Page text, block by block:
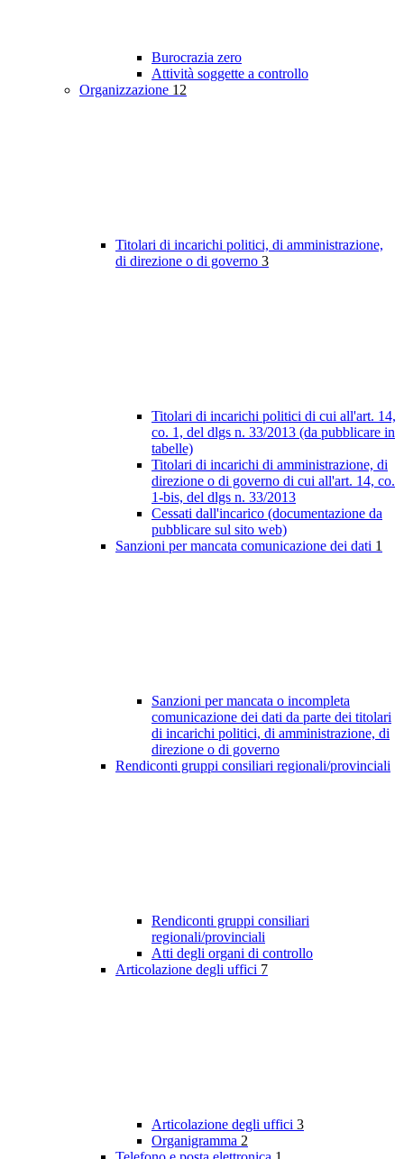
Burocrazia zero
Attività soggette a controllo
Organizzazione 12
Titolari di incarichi politici, di amministrazione,
di direzione o di governo 3
Titolari di incarichi politici di cui all'art. 14,
co. 1, del dlgs n. 33/2013 (da pubblicare in
tabelle)
Titolari di incarichi di amministrazione, di
direzione o di governo di cui all'art. 14, co.
1-bis, del dlgs n. 33/2013
Cessati dall'incarico (documentazione da
pubblicare sul sito web)
Sanzioni per mancata comunicazione dei dati 1
Sanzioni per mancata o incompleta
comunicazione dei dati da parte dei titolari
di incarichi politici, di amministrazione, di
direzione o di governo
Rendiconti gruppi consiliari regionali/provinciali
Rendiconti gruppi consiliari
regionali/provinciali
Atti degli organi di controllo
Articolazione degli uffici 7
Articolazione degli uffici 3
Organigramma 2